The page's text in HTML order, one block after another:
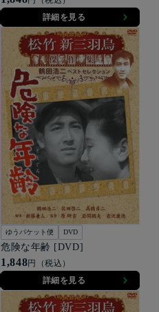
詳細を見る
ゆうパケット便 DVD
危険な年齢 [DVD]
1,848円（税込）
詳細を見る